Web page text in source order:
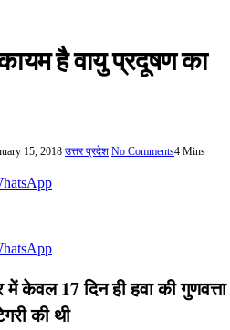
है वायु प्रदूषण का
15, 2018 उत्तर प्रदेश No Comments4 Mins
17 दिन ही हवा की गुणवत्ता
की थी